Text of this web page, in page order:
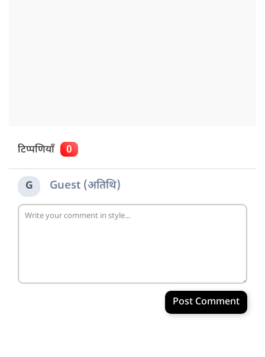
टिप्पणियाँ 0
G Guest (अतिथि)
Post Comment